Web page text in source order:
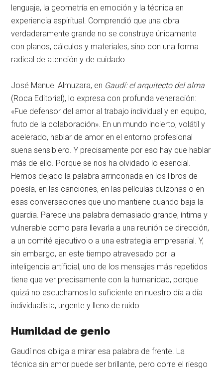
lenguaje, la geometría en emoción y la técnica en
experiencia espiritual . Comprendió que una obra
verdaderamente grande no se construye únicamente
con planos, cálculos y materiales, sino con una forma
radical de atención y de cuidado
José Manuel Almuzara, en Gaudí: el arquitecto del alma
(Roca Editorial), lo expresa con profunda veneración:
«Fue defensor del amor al trabajo individual y en equipo,
fruto de la colaboración» . En un mundo incierto, volátil y
acelerado, hablar de amor en el entorno profesional
suena sensiblero . Y precisamente por eso hay que hablar
más de ello . Porque se nos ha olvidado lo esencial
Hemos dejado la palabra arrinconada en los libros de
poesía, en las canciones, en las películas dulzonas o en
esas conversaciones que uno mantiene cuando baja la
guardia . Parece una palabra demasiado grande, íntima y
vulnerable como para llevarla a una reunión de dirección,
a un comité ejecutivo o a una estrategia empresarial . Y,
sin embargo, en este tiempo atravesado por la
inteligencia artificial, uno de los mensajes más repetidos
tiene que ver precisamente con la humanidad, porque
quizá no escuchamos lo suficiente en nuestro día a día
individualista, urgente y lleno de ruido
Humildad de genio
Gaudí nos obliga a mirar esa palabra de frente . La
técnica sin amor puede ser brillante, pero corre el riesgo